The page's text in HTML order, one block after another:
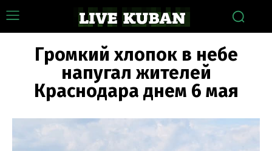
Громкий хлопок в небе
напугал жителей
Краснодара днем 6 мая